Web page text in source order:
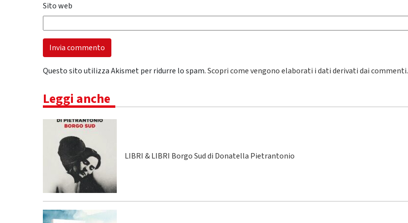
Sito web
Questo sito utilizza Akismet per ridurre lo spam.Scopri come vengono elaborati i dati derivati dai commenti.
Leggi anche
LIBRI & LIBRI Borgo Sud di Donatella Pietrantonio